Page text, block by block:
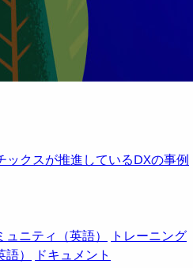
クスが推進しているDXの事例
ュニティ（英語）
トレーニング
）
ドキュメント